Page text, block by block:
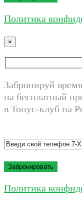
Политика
×
Забронируй время
на бесплатный
в Тонус-клуб на
Политика